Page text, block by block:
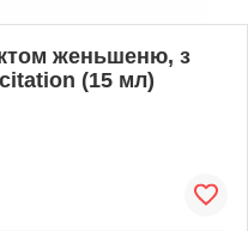
женьшеню, з
(15 мл)